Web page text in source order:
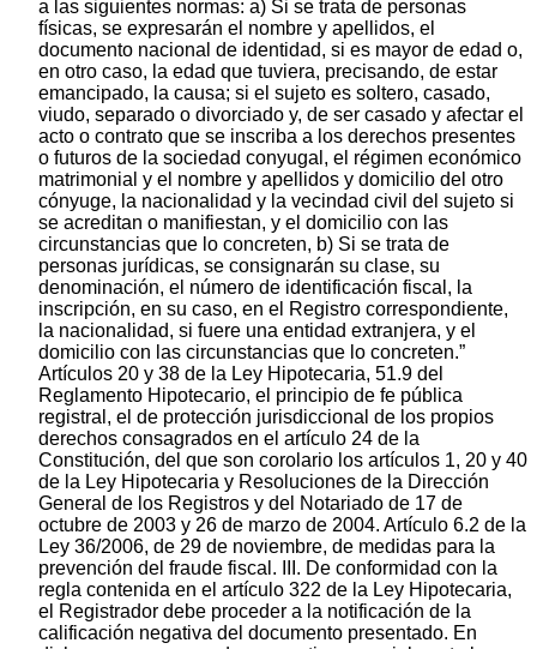
a las siguientes normas: a) Si se trata de personas
físicas, se expresarán el nombre y apellidos, el
documento nacional de identidad, si es mayor de edad o,
en otro caso, la edad que tuviera, precisando, de estar
emancipado, la causa; si el sujeto es soltero, casado,
viudo, separado o divorciado y, de ser casado y afectar el
acto o contrato que se inscriba a los derechos presentes
o futuros de la sociedad conyugal, el régimen económico
matrimonial y el nombre y apellidos y domicilio del otro
cónyuge, la nacionalidad y la vecindad civil del sujeto si
se acreditan o manifiestan, y el domicilio con las
circunstancias que lo concreten, b) Si se trata de
personas jurídicas, se consignarán su clase, su
denominación, el número de identificación fiscal, la
inscripción, en su caso, en el Registro correspondiente,
la nacionalidad, si fuere una entidad extranjera, y el
domicilio con las circunstancias que lo concreten.”
Artículos 20 y 38 de la Ley Hipotecaria, 51.9 del
Reglamento Hipotecario, el principio de fe pública
registral, el de protección jurisdiccional de los propios
derechos consagrados en el artículo 24 de la
Constitución, del que son corolario los artículos 1, 20 y 40
de la Ley Hipotecaria y Resoluciones de la Dirección
General de los Registros y del Notariado de 17 de
octubre de 2003 y 26 de marzo de 2004. Artículo 6.2 de la
Ley 36/2006, de 29 de noviembre, de medidas para la
prevención del fraude fiscal. III. De conformidad con la
regla contenida en el artículo 322 de la Ley Hipotecaria,
el Registrador debe proceder a la notificación de la
calificación negativa del documento presentado. En